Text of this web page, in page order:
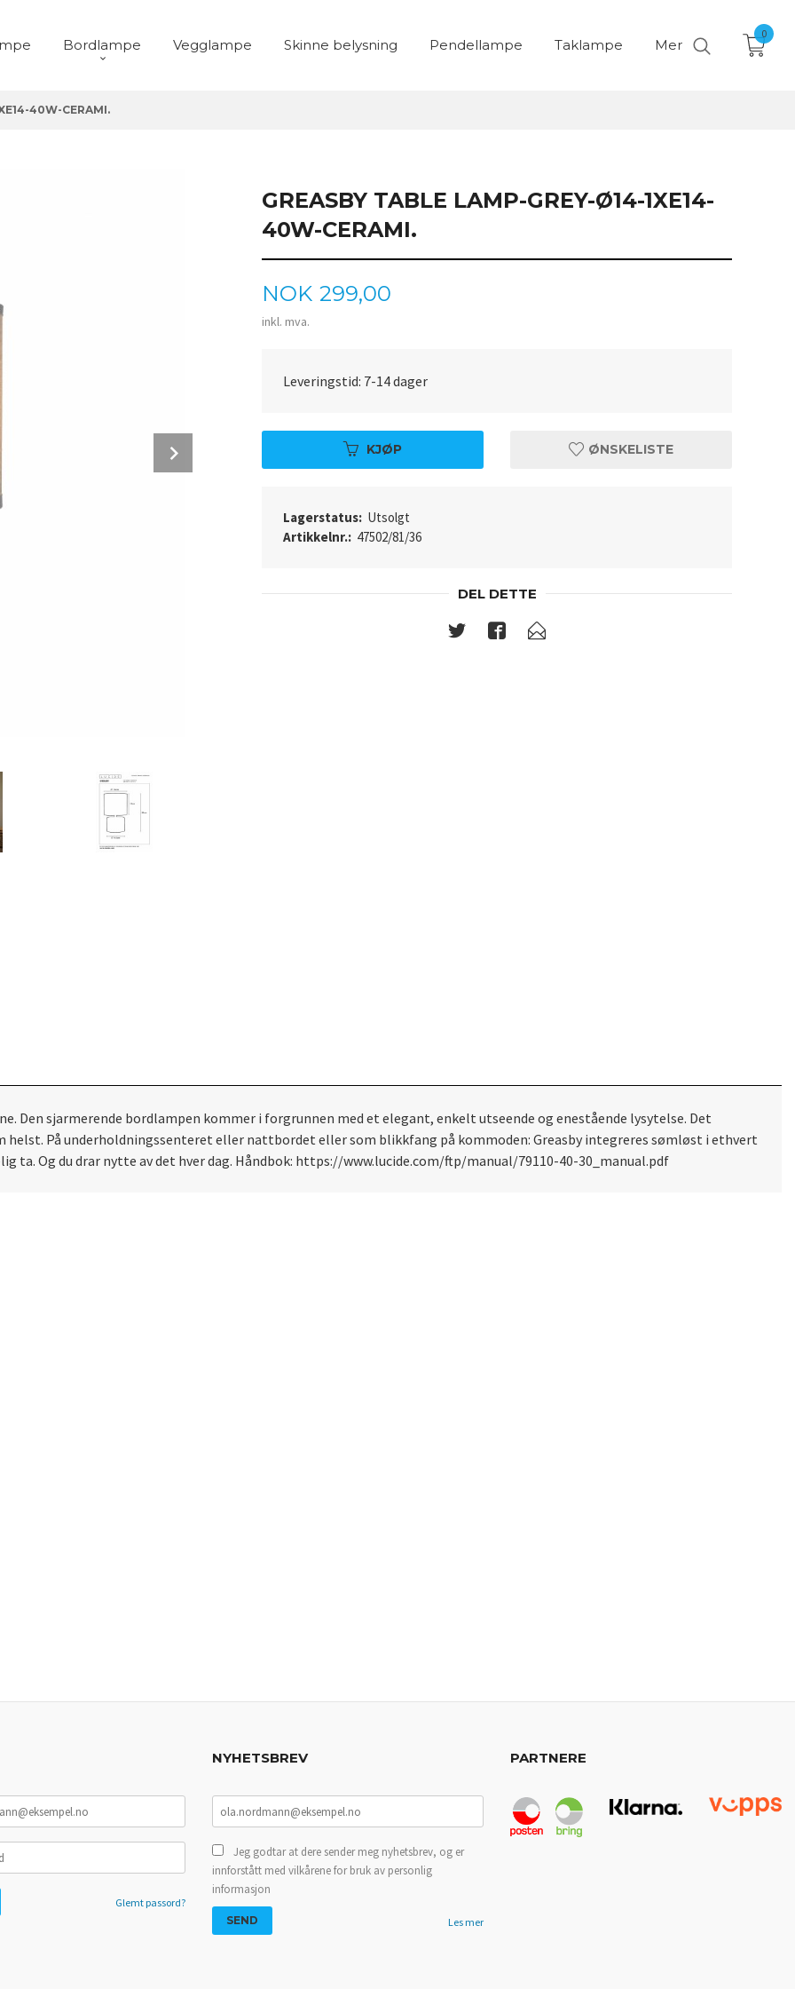
Bordlampe Vegglampe Skinne belysning Pendellampe Taklampe Mer
0
40W-CERAMI.
GREASBY TABLE LAMP-GREY-Ø14-1XE14-
40W-CERAMI.
Pris
NOK 299,00
inkl. mva.
Leveringstid: 7-14 dager
KJØP ØNSKELISTE
Lagerstatus: Utsolgt
Artikkelnr.: 47502/81/36
DEL DETTE
Den sjarmerende bordlampen kommer i forgrunnen med et elegant, enkelt utseende og enestående lysytelse. Det
På underholdningssenteret eller nattbordet eller som blikkfang på kommoden: Greasby integreres sømløst i ethvert
ta. Og du drar nytte av det hver dag. Håndbok: https://www.lucide.com/ftp/manual/79110-40-30_manual.pdf
Glemt passord?
NYHETSBREV
Jeg godtar at dere sender meg nyhetsbrev, og er
innforstått med vilkårene for bruk av personlig
informasjon
Les mer
PARTNERE